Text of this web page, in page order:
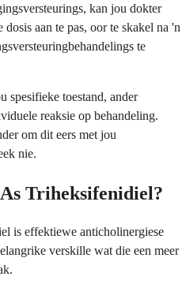
kan jou dokter
aan te pas, oor te skakel na 'n
te
spesifieke toestand, ander
reaksie op behandeling.
om dit eers met jou
nie.
Triheksifenidiel?
is effektiewe anticholinergiese
verskille wat die een meer